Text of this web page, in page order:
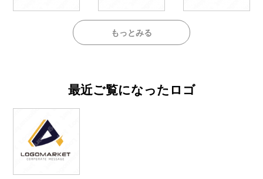
もっとみる
最近ご覧になったロゴ